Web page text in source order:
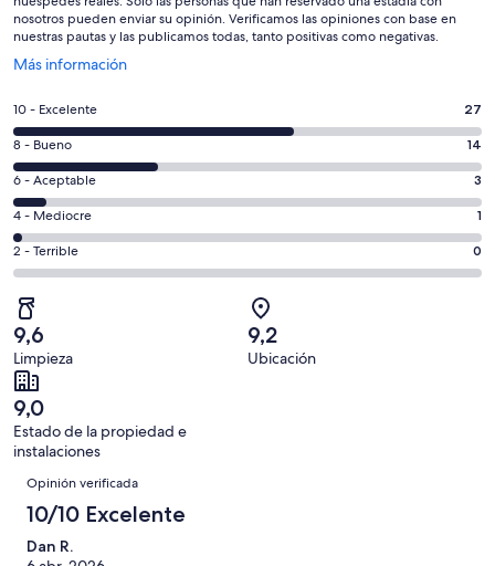
nosotros pueden enviar su opinión. Verificamos las opiniones con base en
nuestras pautas y las publicamos todas, tanto positivas como negativas.
Más información
Se
en
una
nueva
ventana
Evaluación:
10
-
Excelente.
27
de
45
opiniones
10 - Excelente 27
Evaluación:
8
-
Bueno.
14
de
45
opiniones
8 - Bueno 14
Evaluación:
6
-
Aceptable.
3
de
45
opiniones
6 - Aceptable 3
Evaluación:
4
-
de
45
opiniones
4 - Mediocre 1
Evaluación:
2
-
Terrible.
0
de
45
opiniones
2 - Terrible 0
9,6
Limpieza
9,2
Ubicación
9,0
Estado de la propiedad e
instalaciones
Opiniones
Opinión verificada
10/10 Excelente
Dan R.